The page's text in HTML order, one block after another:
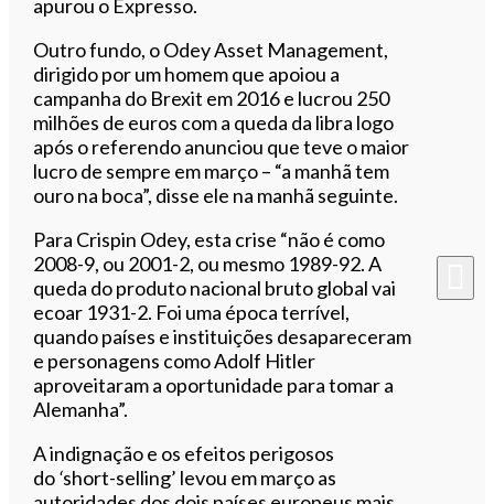
apurou o Expresso.
Outro fundo, o Odey Asset Management,
dirigido por um homem que apoiou a
campanha do Brexit em 2016 e lucrou 250
milhões de euros com a queda da libra logo
após o referendo anunciou que teve o maior
lucro de sempre em março – “a manhã tem
ouro na boca”, disse ele na manhã seguinte.
Para Crispin Odey, esta crise “não é como
2008-9, ou 2001-2, ou mesmo 1989-92. A
queda do produto nacional bruto global vai
ecoar 1931-2. Foi uma época terrível,
quando países e instituições desapareceram
e personagens como Adolf Hitler
aproveitaram a oportunidade para tomar a
Alemanha”.
A indignação e os efeitos perigosos
do‘short-selling’ levou em março as